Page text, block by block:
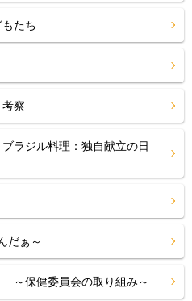
たち
察
ジル料理：独自献立の日
だぁ～
健委員会の取り組み～